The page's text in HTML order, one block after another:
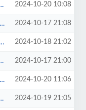
2024-10-20 10:08
2024-10-17 21:08
2024-10-18 21:02
2024-10-17 21:00
2024-10-20 11:06
2024-10-19 21:05